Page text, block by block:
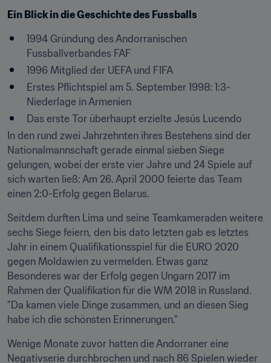
Ein Blick in die Geschichte des Fussballs
1994 Gründung des Andorranischen
Fussballverbandes FAF
1996 Mitglied der UEFA und FIFA
Erstes Pflichtspiel am 5. September 1998: 1:3-
Niederlage in Armenien
Das erste Tor überhaupt erzielte Jesús Lucendo
In den rund zwei Jahrzehnten ihres Bestehens sind der
Nationalmannschaft gerade einmal sieben Siege
gelungen, wobei der erste vier Jahre und 24 Spiele auf
sich warten ließ: Am 26. April 2000 feierte das Team
einen 2:0-Erfolg gegen Belarus.
Seitdem durften Lima und seine Teamkameraden weitere
sechs Siege feiern, den bis dato letzten gab es letztes
Jahr in einem Qualifikationsspiel für die EURO 2020
gegen Moldawien zu vermelden. Etwas ganz
Besonderes war der Erfolg gegen Ungarn 2017 im
Rahmen der Qualifikation für die WM 2018 in Russland.
"Da kamen viele Dinge zusammen, und an diesen Sieg
habe ich die schönsten Erinnerungen."
Wenige Monate zuvor hatten die Andorraner eine
Negativserie durchbrochen und nach 86 Spielen wieder